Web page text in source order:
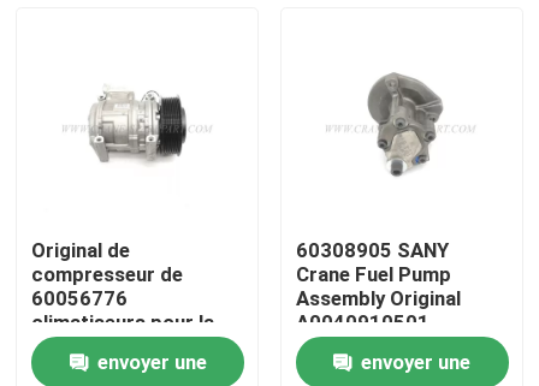
A propos de nous
Contrôle de la qualité
Contact
Original de
compresseur de
60056776
climatiseurs pour la
grue de SANY
envoyer une
60308905 SANY
Crane Fuel Pump
Assembly Original
A0040910501
envoyer une